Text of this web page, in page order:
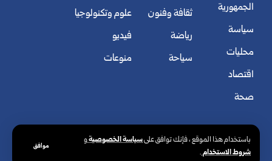
باستخدام هذا الموقع ، فإنك توافق علىسياسة الخصوصيةو
شروط الاستخدام.
موافق
الجمهورية
سياسة
محليات
اقتصاد
صحة
ثقافة وفنون
رياضة
سياحة
علوم وتكنولوجيا
فيديو
منوعات